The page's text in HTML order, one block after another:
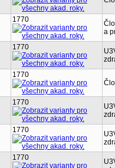
1770
a
1770
1770
1770
1770
1770